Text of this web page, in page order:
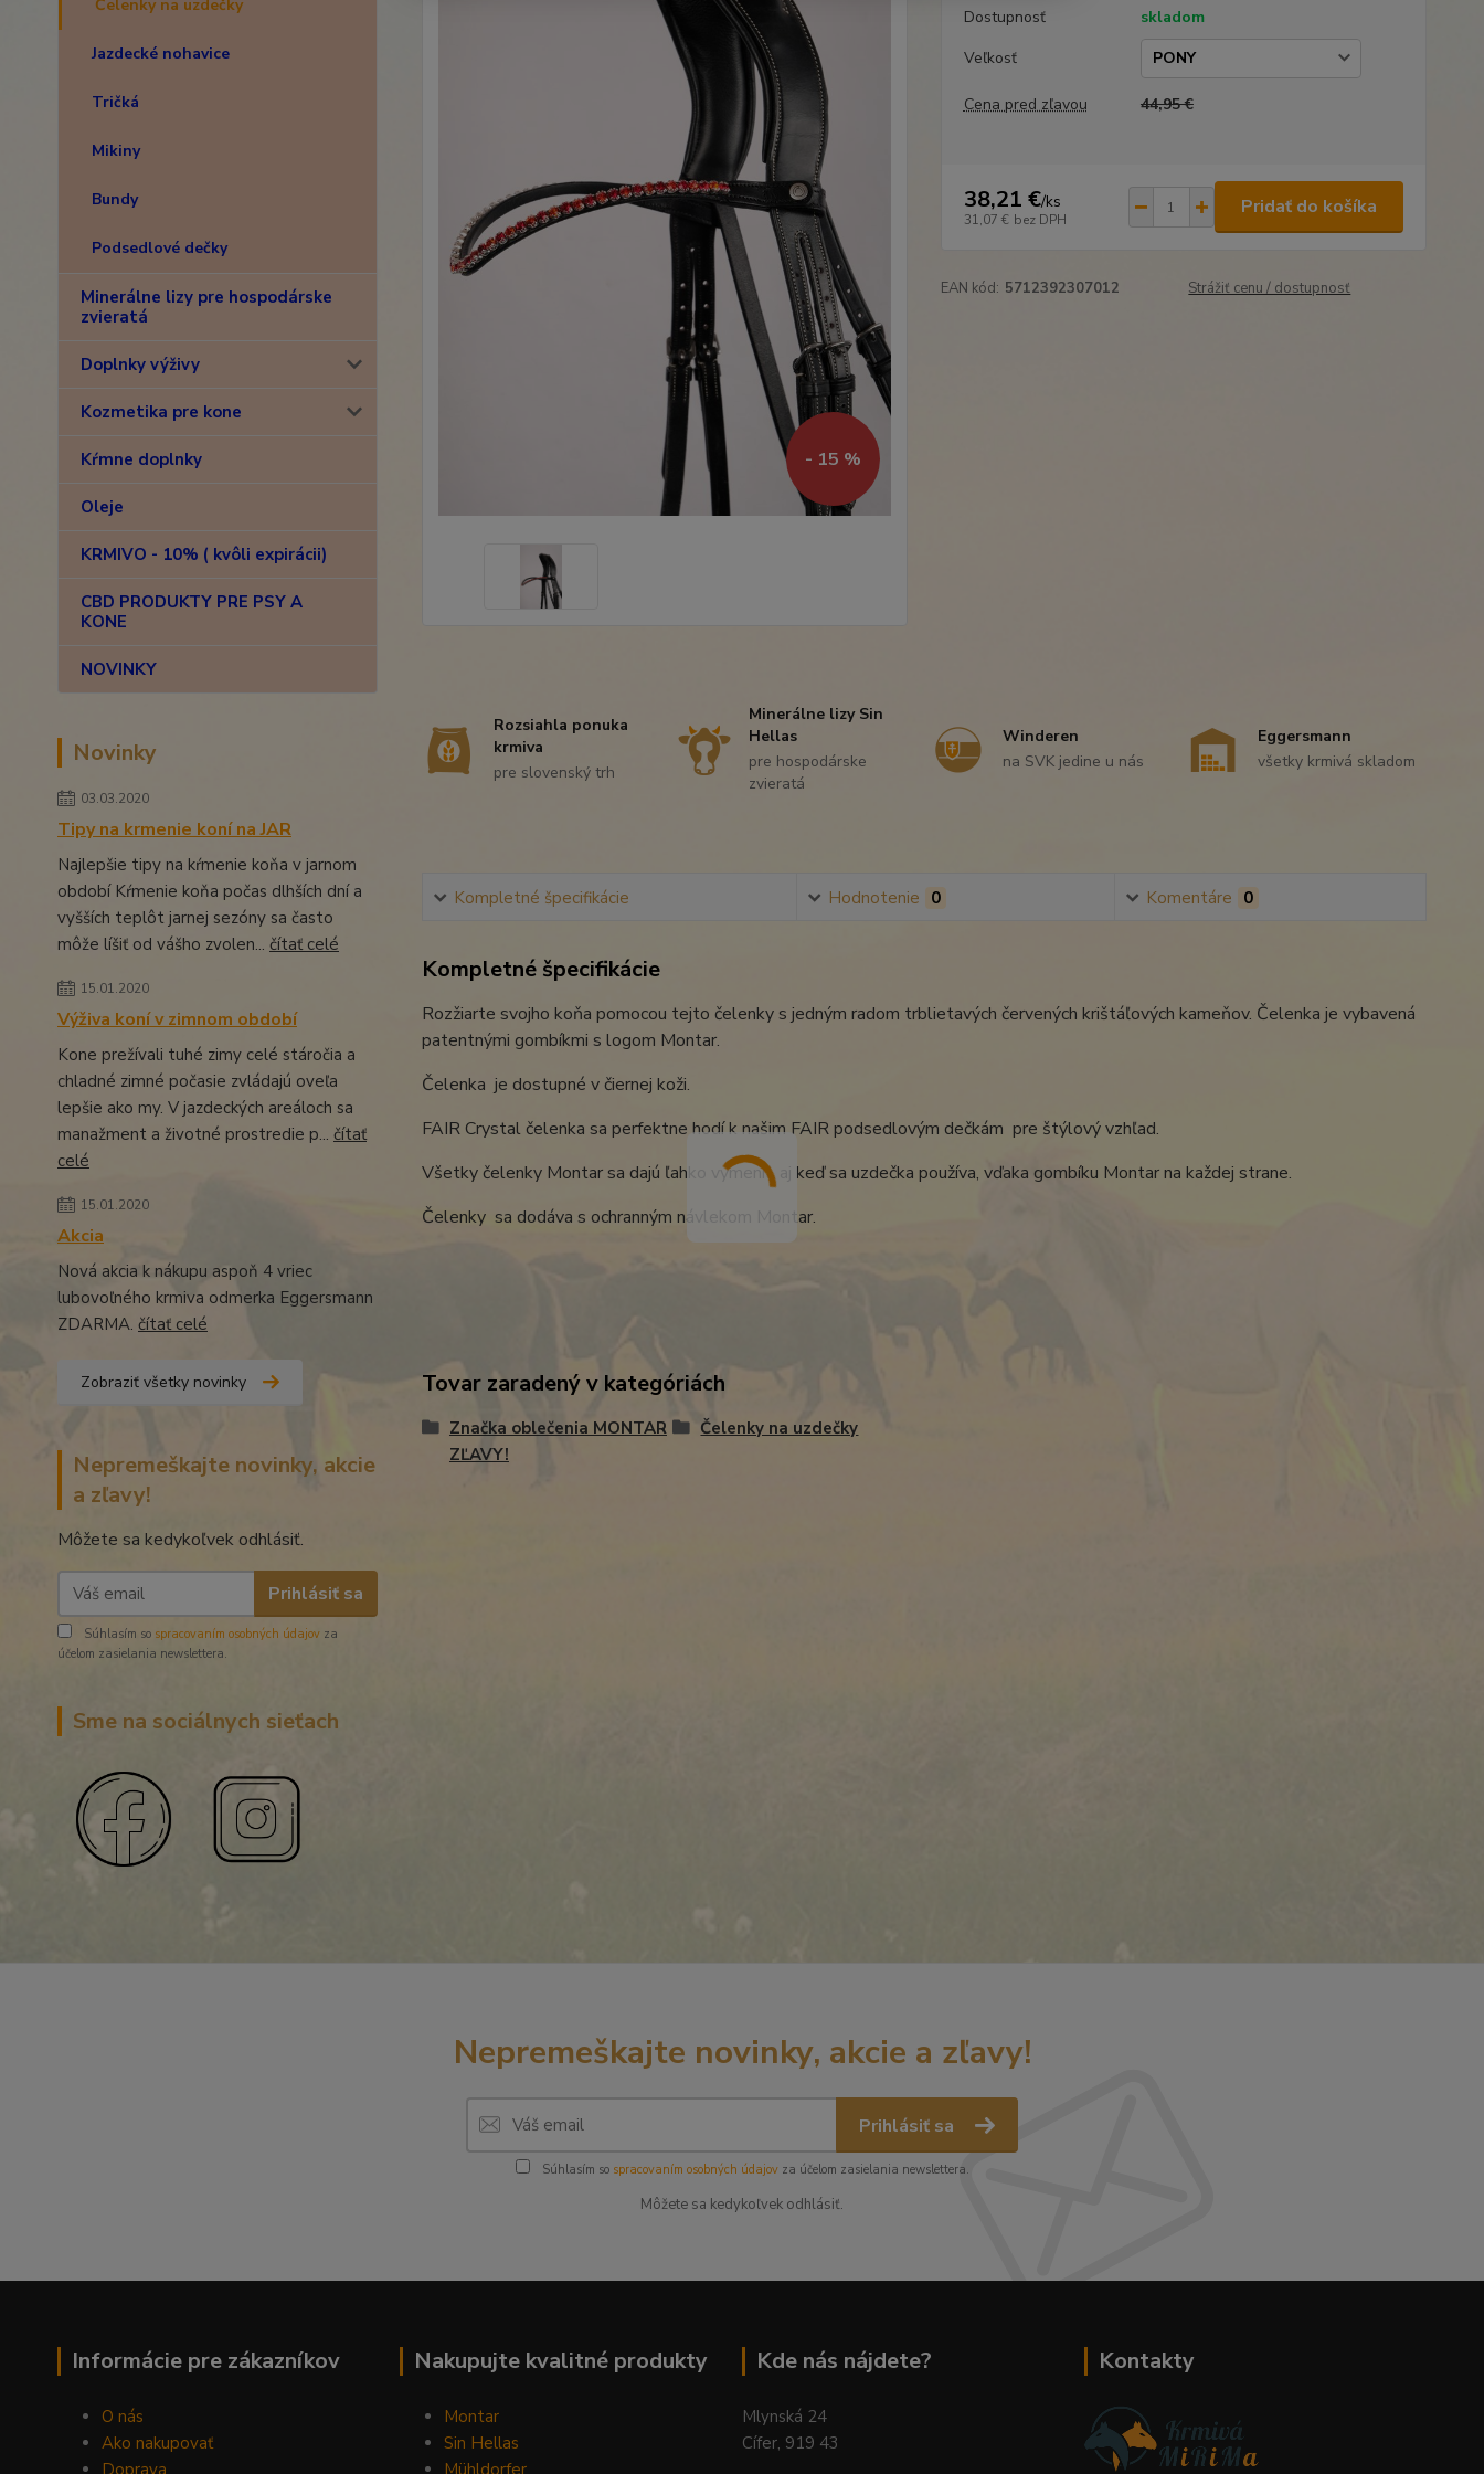
Čelenky na uzdečky
Jazdecké nohavice
Tričká
Mikiny
Bundy
Podsedlové dečky
Minerálne lizy pre hospodárske
zvieratá
Doplnky výživy
Kozmetika pre kone
Kŕmne doplnky
Oleje
KRMIVO - 10% ( kvôli expirácii)
CBD PRODUKTY PRE PSY A
KONE
NOVINKY
Novinky
03.03.2020
Tipy na krmenie koní na JAR
Najlepšie tipy na kŕmenie koňa v jarnom
období Kŕmenie koňa počas dlhších dní a
vyšších teplôt jarnej sezóny sa často
môže líšiť od vášho zvolen... čítať celé
15.01.2020
Výživa koní v zimnom období
Kone prežívali tuhé zimy celé stáročia a
chladné zimné počasie zvládajú oveľa
lepšie ako my. V jazdeckých areáloch sa
manažment a životné prostredie p... čítať
celé
15.01.2020
Akcia
Nová akcia k nákupu aspoň 4 vriec
lubovoľného krmiva odmerka Eggersmann
ZDARMA. čítať celé
Zobraziť všetky novinky
Nepremeškajte novinky, akcie
a zľavy!
Môžete sa kedykoľvek odhlásiť.
Prihlásiť sa
Súhlasím so spracovaním osobných údajov za
účelom zasielania newslettera.
Sme na sociálnych sieťach
- 15 %
Dostupnosť
skladom
Veľkosť
Cena pred zľavou 44,95 €
38,21 €/ks
31,07 € bez DPH
Pridať do košíka
EAN kód: 5712392307012 Strážiť cenu / dostupnosť
Rozsiahla ponuka
krmiva
pre slovenský trh
Minerálne lizy Sin
Hellas
pre hospodárske
zvieratá
Winderen
na SVK jedine u nás
Eggersmann
všetky krmivá skladom
Kompletné špecifikácie Hodnotenie 0 Komentáre 0
Kompletné špecifikácie
Rozžiarte svojho koňa pomocou tejto čelenky s jedným radom trblietavých červených krištáľových kameňov. Čelenka je vybavená
patentnými gombíkmi s logom Montar.
Čelenka je dostupné v čiernej koži.
FAIR Crystal čelenka sa perfektne hodí k našim FAIR podsedlovým dečkám pre štýlový vzhľad.
Všetky čelenky Montar sa dajú ľahko vymeniť, aj keď sa uzdečka používa, vďaka gombíku Montar na každej strane.
Čelenky sa dodáva s ochranným návlekom Montar.
Tovar zaradený v kategóriách
Značka oblečenia MONTAR
ZĽAVY!
Čelenky na uzdečky
Nepremeškajte novinky, akcie a zľavy!
Prihlásiť sa
Súhlasím so spracovaním osobných údajovza účelom zasielania newslettera.
Môžete sa kedykoľvek odhlásiť.
Informácie pre zákazníkov
O nás
Ako nakupovať
Doprava
Nakupujte kvalitné produkty
Montar
Sin Hellas
Mühldorfer
Kde nás nájdete?
Mlynská 24
Cífer, 919 43
Kontakty